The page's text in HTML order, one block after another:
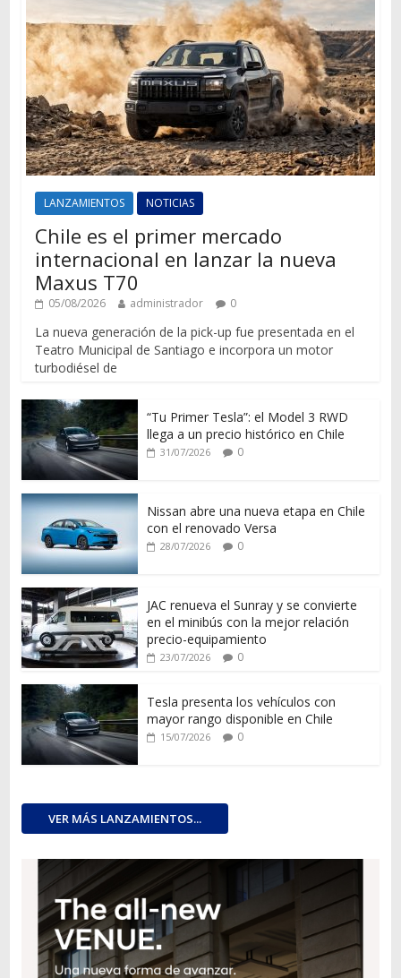
LANZAMIENTOS NOTICIAS
Chile es el primer mercado
internacional en lanzar la nueva
Maxus T70
05/08/2026 administrador 0
La nueva generación de la pick-up fue presentada en el
Teatro Municipal de Santiago e incorpora un motor
turbodiésel de
“Tu Primer Tesla”: el Model 3 RWD
llega a un precio histórico en Chile
31/07/2026 0
Nissan abre una nueva etapa en Chile
con el renovado Versa
28/07/2026 0
JAC renueva el Sunray y se convierte
en el minibús con la mejor relación
precio-equipamiento
23/07/2026 0
Tesla presenta los vehículos con
mayor rango disponible en Chile
15/07/2026 0
VER MÁS LANZAMIENTOS...